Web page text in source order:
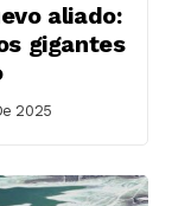
aliado:
gigantes
2025